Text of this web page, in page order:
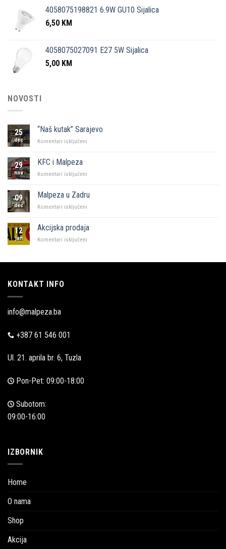
4058075198821 6.9W GU10 Sijalica
6,50 KM
4058075027091 E27 5W Sijalica
5,00 KM
NOVOSTI
25
dec
“Naš kutak” Sarajevo
Komentari isključeni
29
nov
KFC i Malpeza
Komentari isključeni
Malpeza
09
dec
Malpeza u Zadru
Komentari isključeni
Zadru
12
jan
Akcijska prodaja
Komentari isključeni
KONTAKT INFO
info@malpeza.ba
+387 61 546 001
Ul. 21. aprila br. 6, Tuzla
Pon-Pet: 09:00-18:00
Subotom:
09:00-16:00
IZBORNIK
Home
O nama
Shop
Akcija